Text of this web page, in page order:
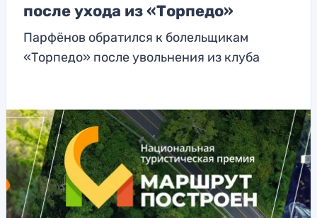
после ухода из «Торпедо»
Парфёнов обратился к болельщикам
«Торпедо» после увольнения из клуба